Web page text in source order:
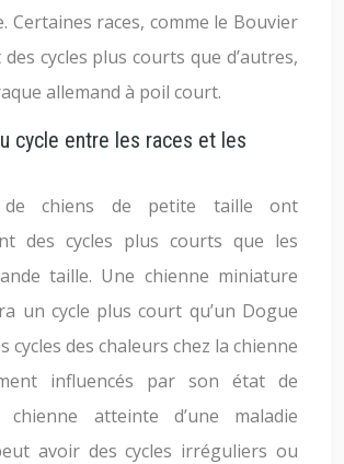
Certaines races, comme le Bouvier
cycles plus courts que d’autres,
allemand à poil court.
cycle entre les races et les
de chiens de petite taille ont
des cycles plus courts que les
taille. Une chienne miniature
un cycle plus court qu’un Dogue
cycles des chaleurs chez la chienne
influencés par son état de
atteinte d’une maladie
avoir des cycles irréguliers ou